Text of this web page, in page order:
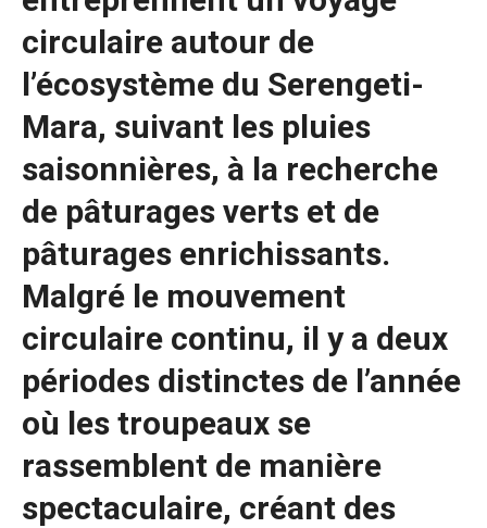
circulaire autour de
l’écosystème du Serengeti-
Mara, suivant les pluies
saisonnières, à la recherche
de pâturages verts et de
pâturages enrichissants.
Malgré le mouvement
circulaire continu, il y a deux
périodes distinctes de l’année
où les troupeaux se
rassemblent de manière
spectaculaire, créant des